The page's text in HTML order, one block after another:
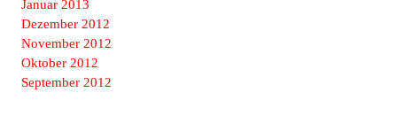
Januar 2013
Dezember 2012
November 2012
Oktober 2012
September 2012